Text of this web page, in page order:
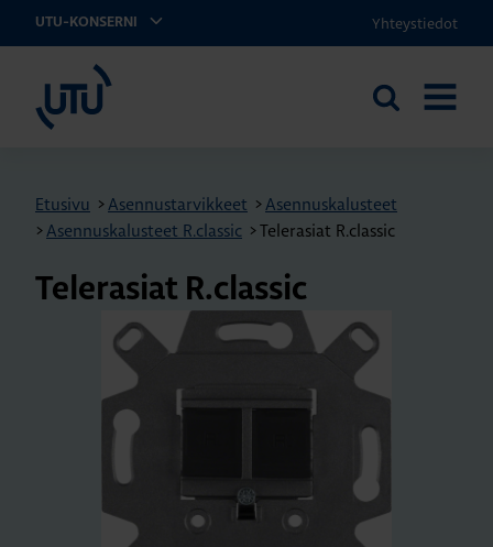
UTU-KONSERNI Yhteystiedot
Etsi
Etusivu >Asennustarvikkeet >Asennuskalusteet
>Asennuskalusteet R.classic >Telerasiat R.classic
Te­le­rasiat R.​classic